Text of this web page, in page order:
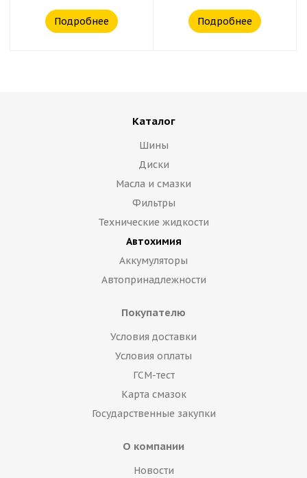
Подробнее Подробнее
Каталог
Шины
Диски
Масла и смазки
Фильтры
Технические жидкости
Автохимия
Аккумуляторы
Автопринадлежности
Покупателю
Условия доставки
Условия оплаты
ГСМ-тест
Карта смазок
Государственные закупки
О компании
Новости